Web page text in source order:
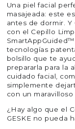
Una piel facial
masajeada: este
antes de dormir. Y
con el Cepillo
tecnologías
bolsillo que te
prepararla para la
cuidado facial,
simplemente
con un maravilloso
¿Hay algo que el
GESKE no pueda